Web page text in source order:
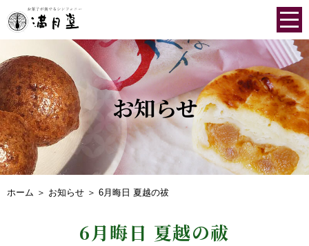
お知らせ
ホーム ＞ お知らせ ＞ 6月晦日 夏越の祓
6月晦日 夏越の祓